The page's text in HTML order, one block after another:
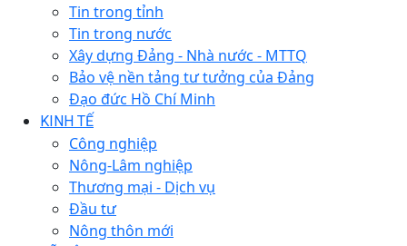
Tin trong tỉnh
Tin trong nước
Xây dựng Đảng - Nhà nước - MTTQ
Bảo vệ nền tảng tư tưởng của Đảng
Đạo đức Hồ Chí Minh
KINH TẾ
Công nghiệp
Nông-Lâm nghiệp
Thương mại - Dịch vụ
Đầu tư
Nông thôn mới